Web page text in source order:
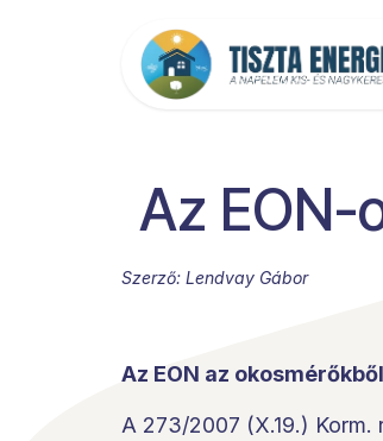
Az EON-
Szerző: Lendvay Gábor
Az EON az
A 273/2007 (X.19.)